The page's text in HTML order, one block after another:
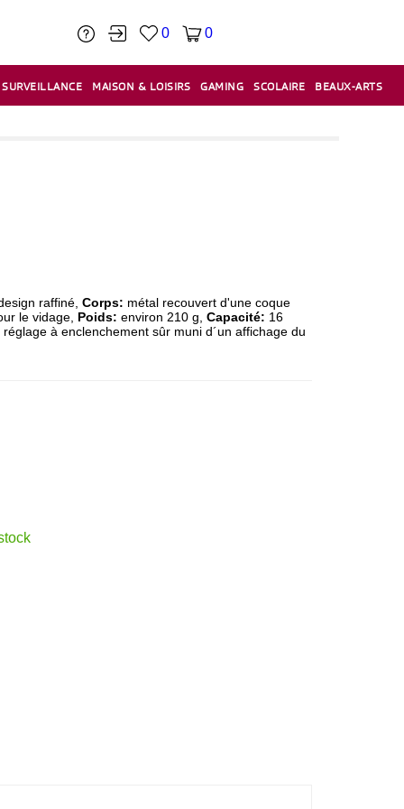
0 0
SURVEILLANCE MAISON & LOISIRS GAMING SCOLAIRE BEAUX-ARTS
raffiné, Corps: métal recouvert d'une coque
le vidage, Poids: environ 210 g, Capacité: 16
à enclenchement sûr muni d´un affichage du